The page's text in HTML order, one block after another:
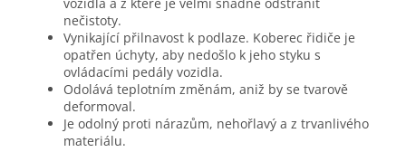
nečistoty.
Vynikající přilnavost k podlaze. Koberec řidiče je
opatřen úchyty, aby nedošlo k jeho styku s
ovládacími pedály vozidla.
Odolává teplotním změnám, aniž by se tvarově
deformoval.
Je odolný proti nárazům, nehořlavý a z trvanlivého
materiálu.